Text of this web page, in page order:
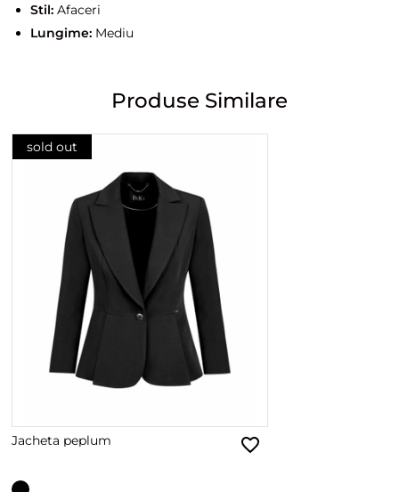
Stil:Afaceri
Lungime:Mediu
Produse Similare
sold out
Jacheta peplum